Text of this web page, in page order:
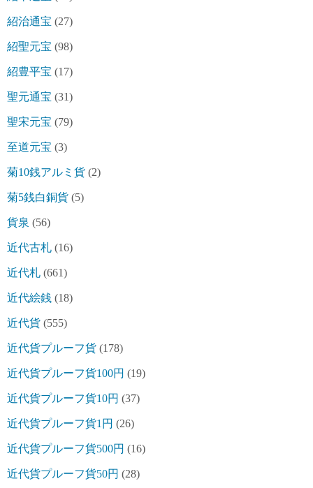
紹治通宝 (27)
紹聖元宝 (98)
紹豊平宝 (17)
聖元通宝 (31)
聖宋元宝 (79)
至道元宝 (3)
菊10銭アルミ貨 (2)
菊5銭白銅貨 (5)
貨泉 (56)
近代古札 (16)
近代札 (661)
近代絵銭 (18)
近代貨 (555)
近代貨プルーフ貨 (178)
近代貨プルーフ貨100円 (19)
近代貨プルーフ貨10円 (37)
近代貨プルーフ貨1円 (26)
近代貨プルーフ貨500円 (16)
近代貨プルーフ貨50円 (28)